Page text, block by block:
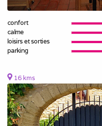
confort
calme
loisirs et sorties
parking
16 kms